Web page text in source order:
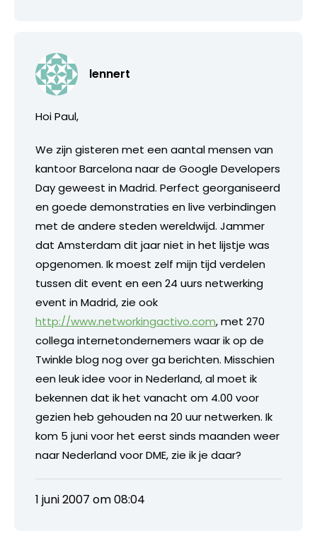
lennert
Hoi Paul,
We zijn gisteren met een aantal mensen van
kantoor Barcelona naar de Google Developers
Day geweest in Madrid. Perfect georganiseerd
en goede demonstraties en live verbindingen
met de andere steden wereldwijd. Jammer
dat Amsterdam dit jaar niet in het lijstje was
opgenomen. Ik moest zelf mijn tijd verdelen
tussen dit event en een 24 uurs netwerking
event in Madrid, zie ook
http://www.networkingactivo.com, met 270
collega internetondernemers waar ik op de
Twinkle blog nog over ga berichten. Misschien
een leuk idee voor in Nederland, al moet ik
bekennen dat ik het vanacht om 4.00 voor
gezien heb gehouden na 20 uur netwerken. Ik
kom 5 juni voor het eerst sinds maanden weer
naar Nederland voor DME, zie ik je daar?
1 juni 2007 om 08:04